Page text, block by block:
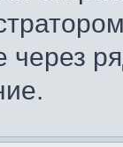
через